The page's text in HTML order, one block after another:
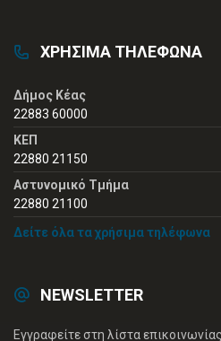
ΧΡΗΣΙΜΑ ΤΗΛΕΦΩΝΑ
Δήμος Κέας
22883 60000
ΚΕΠ
22880 21150
Αστυνομικό Τμήμα
22880 21100
Δείτε όλα τα χρήσιμα τηλέφωνα
NEWSLETTER
Εγγραφείτε στη λίστα